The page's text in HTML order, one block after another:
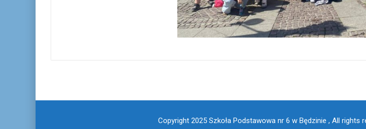
Copyright 2025 Szkoła Podstawowa nr 6 w Będzinie , All rights